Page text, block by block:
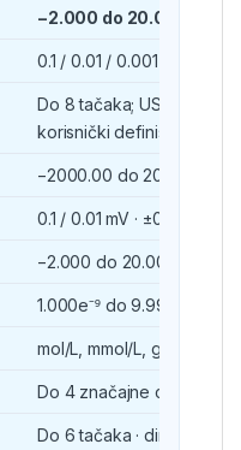
−2.000 do 20.000 pH
0.1 / 0.01 / 0.001 pH ·
Do 8 tačaka; USA, NIST,
korisnički definisani puferi
−2000.00 do 2000.00 mV
0.1 / 0.01 mV · ±0.1 mV ili
−2.000 do 20.000 pX ·
1.000e⁻⁹ do 9.999e⁺⁹
mol/L, mmol/L, g/L, mg/L,
Do 4 značajne cifre ·
Do 6 tačaka · direktno